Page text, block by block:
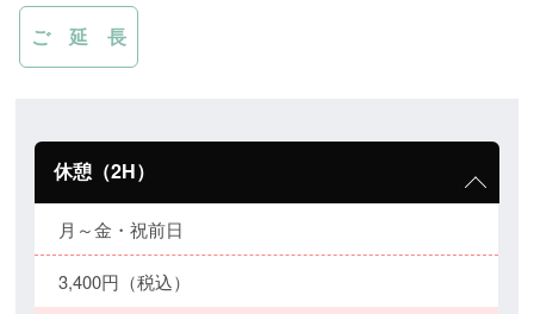
ご 延 長
休憩（2H）
月～金・祝前日
3,400円（税込）